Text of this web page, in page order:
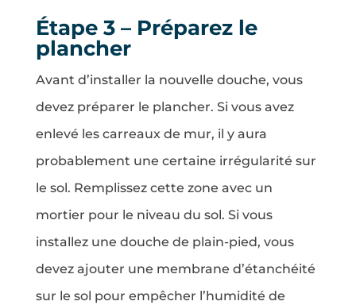
Étape 3 – Préparez le
plancher
Avant d’installer la nouvelle douche, vous
devez préparer le plancher. Si vous avez
enlevé les carreaux de mur, il y aura
probablement une certaine irrégularité sur
le sol. Remplissez cette zone avec un
mortier pour le niveau du sol. Si vous
installez une douche de plain-pied, vous
devez ajouter une membrane d’étanchéité
sur le sol pour empêcher l’humidité de